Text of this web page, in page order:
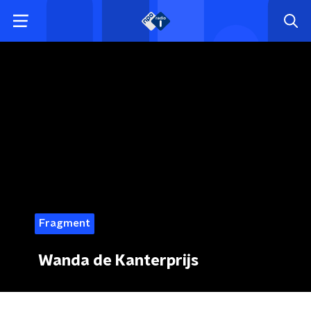
Fragment
Wanda de Kanterprijs